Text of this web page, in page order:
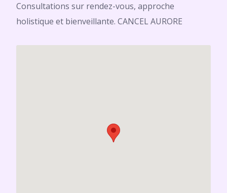
Consultations sur rendez-vous, approche
holistique et bienveillante. CANCEL AURORE